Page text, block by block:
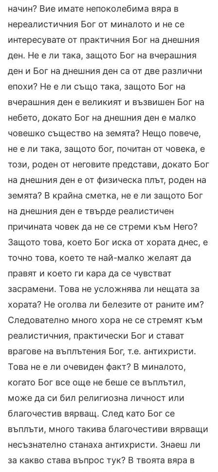
начин? Вие имате непоколебима вяра в
нереалистичния Бог от миналото и не се
интересувате от практичния Бог на днешния
ден. Не е ли така, защото Бог на вчерашния
ден и Бог на днешния ден са от две различни
епохи? Не е ли също така, защото Бог на
вчерашния ден е великият и възвишен Бог на
небето, докато Бог на днешния ден е малко
човешко същество на земята? Нещо повече,
не е ли така, защото бог, почитан от човека, е
този, роден от неговите представи, докато Бог
на днешния ден е от физическа плът, роден на
земята? В крайна сметка, не е ли защото Бог
на днешния ден е твърде реалистичен
причината човек да не се стреми към Него?
Защото това, което Бог иска от хората днес, е
точно това, което те най-малко желаят да
правят и което ги кара да се чувстват
засрамени. Това не усложнява ли нещата за
хората? Не оголва ли белезите от раните им?
Следователно много хора не се стремят към
реалистичния, практически Бог и стават
врагове на въплътения Бог, т.е. антихристи.
Това не е ли очевиден факт? В миналото,
когато Бог все още не беше се въплътил,
може да си бил религиозна личност или
благочестив вярващ. След като Бог се
въплъти, много такива благочестиви вярващи
несъзнателно станаха антихристи. Знаеш ли
за какво става въпрос тук? В твоята вяра в